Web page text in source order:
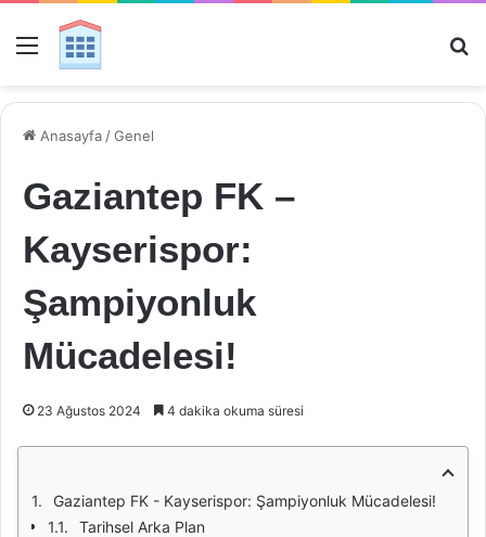
Menü
Anasayfa /Genel
Gaziantep FK –
Kayserispor:
Şampiyonluk
Mücadelesi!
23 Ağustos 2024 4 dakika okuma süresi
Gaziantep FK - Kayserispor: Şampiyonluk Mücadelesi!
Tarihsel Arka Plan